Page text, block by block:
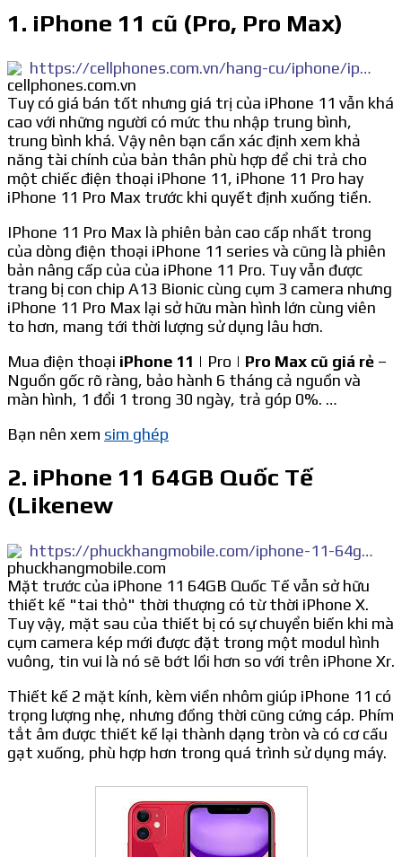
1. iPhone 11 cũ (Pro, Pro Max)
https://cellphones.com.vn/hang-cu/iphone/iphone-11.html
Tuy có giá bán tốt nhưng giá trị của iPhone 11 vẫn khá
cao với những người có mức thu nhập trung bình,
trung bình khá. Vậy nên bạn cần xác định xem khả
năng tài chính của bản thân phù hợp để chi trả cho
một chiếc điện thoại iPhone 11, iPhone 11 Pro hay
iPhone 11 Pro Max trước khi quyết định xuống tiền.
IPhone 11 Pro Max là phiên bản cao cấp nhất trong
của dòng điện thoại iPhone 11 series và cũng là phiên
bản nâng cấp của của iPhone 11 Pro. Tuy vẫn được
trang bị con chip A13 Bionic cùng cụm 3 camera nhưng
iPhone 11 Pro Max lại sở hữu màn hình lớn cùng viên
to hơn, mang tới thời lượng sử dụng lâu hơn.
Mua điện thoại iPhone 11 | Pro | Pro Max cũ giá rẻ –
Nguồn gốc rõ ràng, bảo hành 6 tháng cả nguồn và
màn hình, 1 đổi 1 trong 30 ngày, trả góp 0%. …
Bạn nên xem sim ghép
2. iPhone 11 64GB Quốc Tế
(Likenew
https://phuckhangmobile.com/iphone-11-64gb-quoc-te-likenew-98-3809.html
Mặt trước của iPhone 11 64GB Quốc Tế vẫn sở hữu
thiết kế "tai thỏ" thời thượng có từ thời iPhone X.
Tuy vậy, mặt sau của thiết bị có sự chuyển biến khi mà
cụm camera kép mới được đặt trong một modul hình
vuông, tin vui là nó sẽ bớt lồi hơn so với trên iPhone Xr.
Thiết kế 2 mặt kính, kèm viền nhôm giúp iPhone 11 có
trọng lượng nhẹ, nhưng đồng thời cũng cứng cáp. Phím
tắt âm được thiết kế lại thành dạng tròn và có cơ cấu
gạt xuống, phù hợp hơn trong quá trình sử dụng máy.